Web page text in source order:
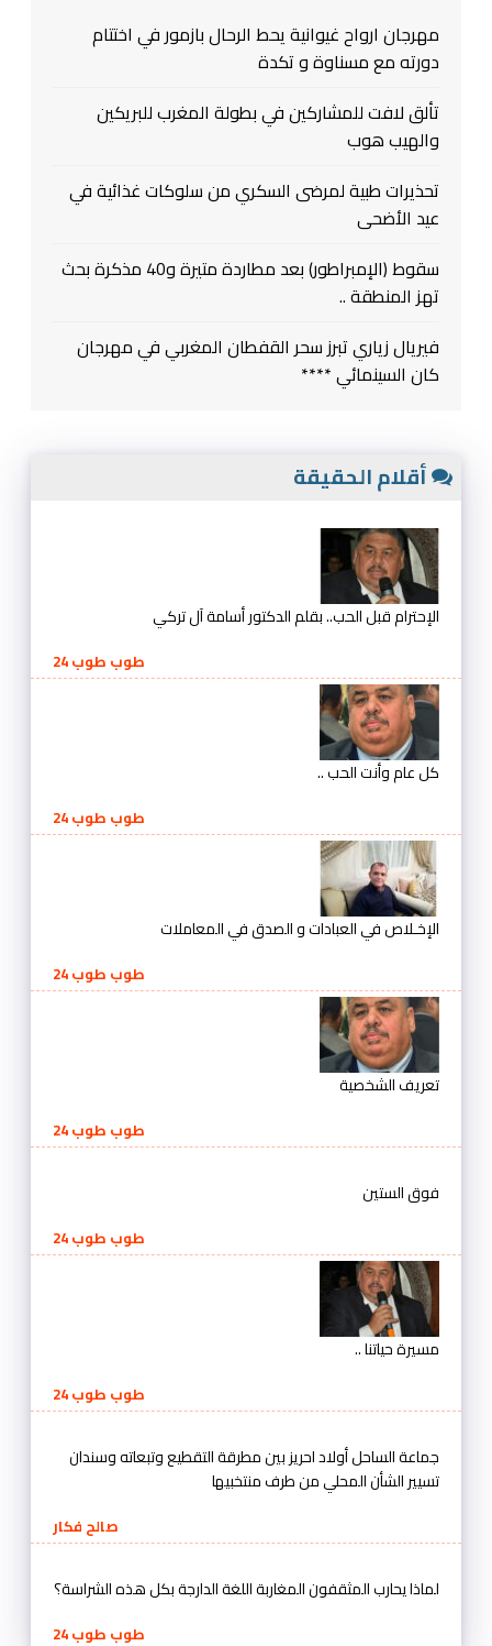
مهرجان ارواح غيوانية يحط الرحال بازمور في اختتام
دورته مع مسناوة و تكدة
تألق لافت للمشاركين في بطولة المغرب للبريكين
والهيب هوب
تحذيرات طبية لمرضى السكري من سلوكات غذائية في
عيد الأضحى
سقوط (الإمبراطور) بعد مطاردة متيرة و40 مذكرة بحث
تهز المنطقة ..
فيريال زياري تبرز سحر القفطان المغربي في مهرجان
كان السينمائي ****
أقلام الحقيقة
الإحترام قبل الحب.. بقلم الدكتور أسامة آل تركي
طوب طوب 24
كل عام وأنت الحب ..
طوب طوب 24
الإخـلاص في العبادات و الصدق في المعاملات
طوب طوب 24
تعريف الشخصية
طوب طوب 24
فوق الستين
طوب طوب 24
مسيرة حياتنا ..
طوب طوب 24
جماعة الساحل أولاد احريز بين مطرقة التقطيع وتبعاته وسندان
تسيير الشأن المحلي من طرف منتخبيها
صالح فكار
لماذا يحارب المثقفون المغاربة اللغة الدارجة بكل هذه الشراسة؟
طوب طوب 24